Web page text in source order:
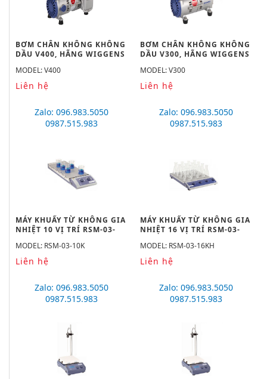
BƠM CHÂN KHÔNG KHÔNG
DẦU V400, HÃNG WIGGENS
MODEL: V400
Liên hệ
BƠM CHÂN KHÔNG KHÔNG
DẦU V300, HÃNG WIGGENS
MODEL: V300
Liên hệ
Zalo: 096.983.5050
0987.515.983
MÁY KHUẤY TỪ KHÔNG GIA
NHIỆT 10 VỊ TRÍ RSM-03-
MODEL: RSM-03-10K
Liên hệ
Zalo: 096.983.5050
0987.515.983
MÁY KHUẤY TỪ KHÔNG GIA
NHIỆT 16 VỊ TRÍ RSM-03-
MODEL: RSM-03-16KH
Liên hệ
Zalo: 096.983.5050
0987.515.983
Zalo: 096.983.5050
0987.515.983